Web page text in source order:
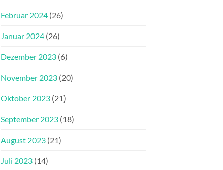
Februar 2024 (26)
Januar 2024 (26)
Dezember 2023 (6)
November 2023 (20)
Oktober 2023 (21)
September 2023 (18)
August 2023 (21)
Juli 2023 (14)